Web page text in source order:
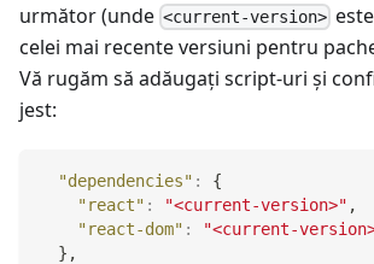
următor (unde <current-version>
celei mai recente versiuni pentru
Vă rugăm să adăugaţi script-uri şi
jest:
"dependencies" :
{
"react" : "<current-version>" ,
"react-dom" :
"<current-
} ,